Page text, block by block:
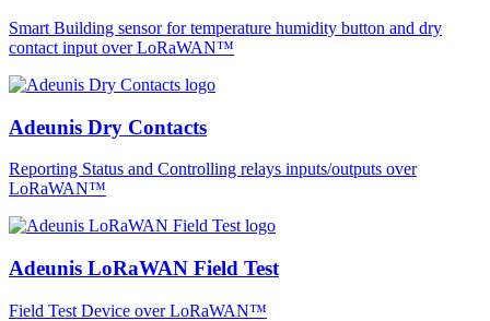
Smart Building sensor for temperature humidity button and dry
contact input over LoRaWAN™
Adeunis Dry Contacts
Reporting Status and Controlling relays inputs/outputs over
LoRaWAN™
Adeunis LoRaWAN Field Test
Field Test Device over LoRaWAN™